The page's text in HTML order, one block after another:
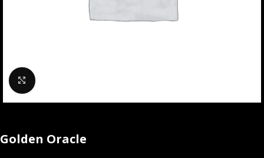
Klik om te vergroten
Golden Oracle